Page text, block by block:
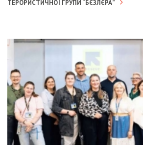
ТЕРОРИСТИЧНОЇ ГРУПИ “БЄЗЛЄРА”